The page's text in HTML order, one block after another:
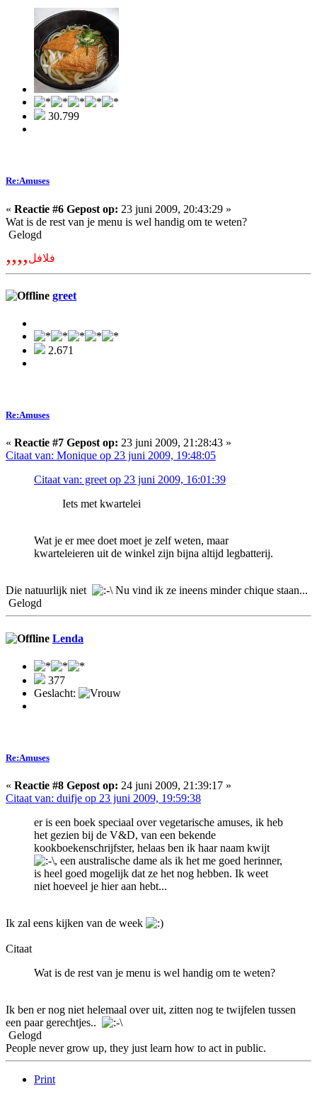
30.799
Re:Amuses
« Reactie #6 Gepost op: 23 juni 2009, 20:43:29 »
Wat is de rest van je menu is wel handig om te weten?
Gelogd
,,,,فلافل
greet
2.671
Re:Amuses
« Reactie #7 Gepost op: 23 juni 2009, 21:28:43 »
Citaat van: Monique op 23 juni 2009, 19:48:05
Citaat van: greet op 23 juni 2009, 16:01:39
Iets met kwartelei
Wat je er mee doet moet je zelf weten, maar
kwarteleieren uit de winkel zijn bijna altijd legbatterij.
Die natuurlijk niet
Nu vind ik ze ineens minder chique staan...
Gelogd
Lenda
377
Geslacht:
Re:Amuses
« Reactie #8 Gepost op: 24 juni 2009, 21:39:17 »
Citaat van: duifje op 23 juni 2009, 19:59:38
er is een boek speciaal over vegetarische amuses, ik heb
het gezien bij de V&D, van een bekende
kookboekenschrijfster, helaas ben ik haar naam kwijt
, een australische dame als ik het me goed herinner,
is heel goed mogelijk dat ze het nog hebben. Ik weet
niet hoeveel je hier aan hebt...
Ik zal eens kijken van de week
Citaat
Wat is de rest van je menu is wel handig om te weten?
Ik ben er nog niet helemaal over uit, zitten nog te twijfelen tussen
een paar gerechtjes..
Gelogd
People never grow up, they just learn how to act in public.
Print